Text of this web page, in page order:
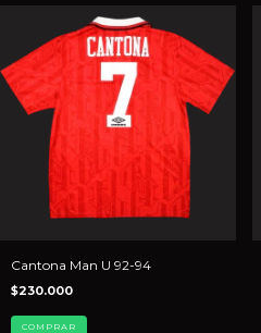
Cantona Man U 92-94
$230.000
COMPRAR